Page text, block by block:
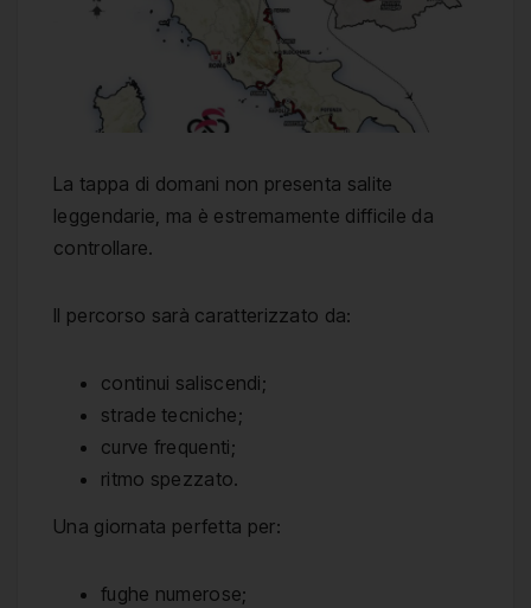
La tappa di domani non presenta salite
leggendarie, ma è estremamente difficile da
controllare.
Il percorso sarà caratterizzato da:
continui saliscendi;
strade tecniche;
curve frequenti;
ritmo spezzato.
Una giornata perfetta per:
fughe numerose;